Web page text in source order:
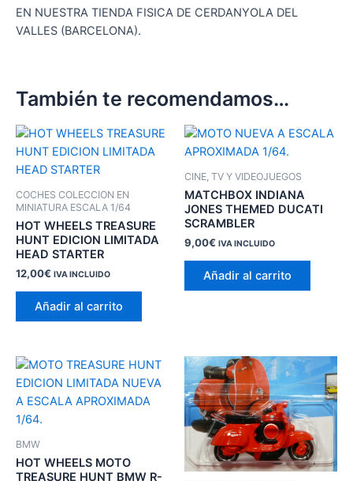
EN NUESTRA TIENDA FISICA DE CERDANYOLA DEL
VALLES (BARCELONA).
También te recomendamos…
COCHES COLECCION EN
MINIATURA ESCALA 1/64
HOT WHEELS TREASURE
HUNT EDICION LIMITADA
HEAD STARTER
12,00€ IVA INCLUIDO
Añadir al carrito
CINE, TV Y VIDEOJUEGOS
MATCHBOX INDIANA
JONES THEMED DUCATI
SCRAMBLER
9,00€ IVA INCLUIDO
Añadir al carrito
BMW
HOT WHEELS MOTO
TREASURE HUNT BMW R-